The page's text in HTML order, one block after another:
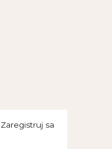
Zaregistruj sa